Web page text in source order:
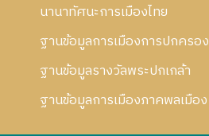
นานาทัศนะการเมืองไทย
ฐานข้อมูลการเมืองการปกครอง
ฐานข้อมูลรางวัลพระปกเกล้า
ฐานข้อมูลการเมืองภาคพลเมือง